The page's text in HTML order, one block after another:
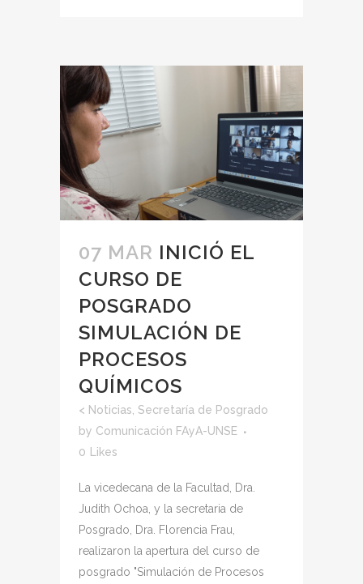
07 MAR INICIÓ EL
CURSO DE
POSGRADO
SIMULACIÓN DE
PROCESOS
QUÍMICOS
< Noticias Secretaría de Posgrado
by Comunicación FAyA-UNSE
0
Likes
La vicedecana de la Facultad, Dra.
Judith Ochoa, y la secretaria de
Posgrado, Dra. Florencia Frau,
realizaron la apertura del curso de
posgrado "Simulación de Procesos